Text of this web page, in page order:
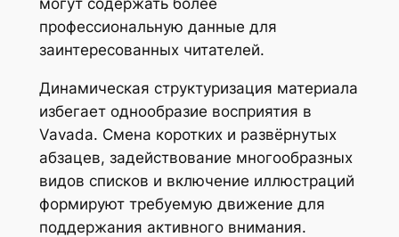
профессиональную данные для
заинтересованных читателей.
Динамическая структуризация материала
избегает однообразие восприятия в
Vavada. Смена коротких и развёрнутых
абзацев, задействование многообразных
видов списков и включение иллюстраций
формируют требуемую движение для
поддержания активного внимания.